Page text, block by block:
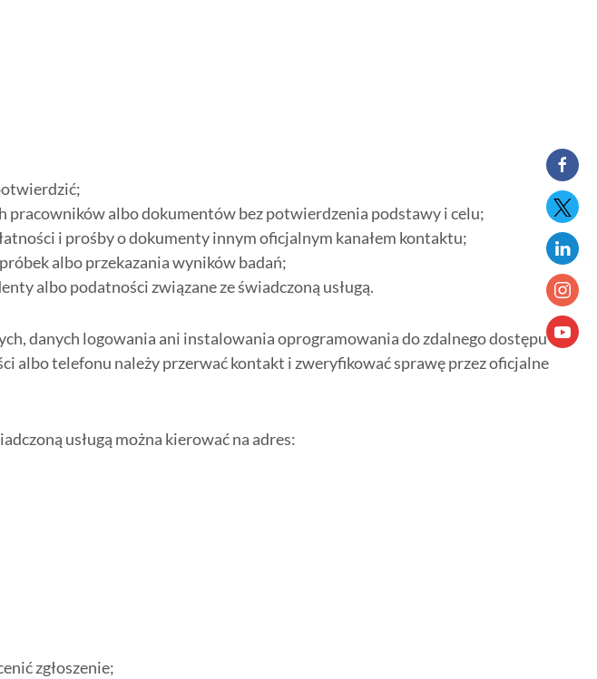
pracowników albo dokumentów bez potwierdzenia podstawy i celu;
i prośby o dokumenty innym oficjalnym kanałem kontaktu;
albo przekazania wyników badań;
albo podatności związane ze świadczoną usługą.
danych logowania ani instalowania oprogramowania do zdalnego dostępu
albo telefonu należy przerwać kontakt i zweryfikować sprawę przez oficjalne
usługą można kierować na adres:
zgłoszenie;